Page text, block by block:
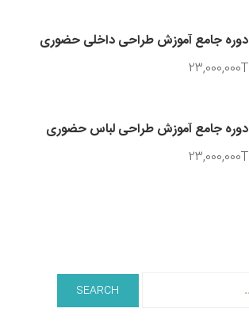
دوره جامع آموزش طراحی داخلی حضوری
23,000,000T
دوره جامع آموزش طراحی لباس حضوری
23,000,000T